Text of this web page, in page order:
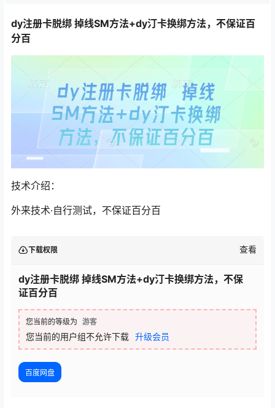
dy注册卡脱绑 掉线SM方法+dy汀卡换绑方法，不保证百
分百
技术介绍：
外来技术·自行测试，不保证百分百
下载权限 查看
dy注册卡脱绑 掉线SM方法+dy汀卡换绑方法，不保
证百分百
您当前的等级为 游客
您当前的用户组不允许下载 升级会员
百度网盘